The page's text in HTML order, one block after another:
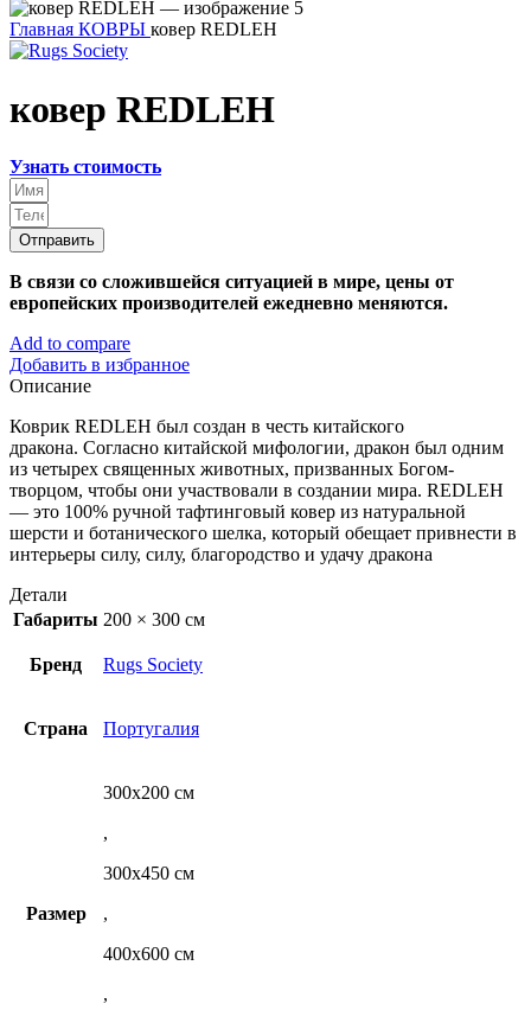
Главная КОВРЫ ковер REDLEH
ковер REDLEH
Узнать стоимость
Отправить
В связи со сложившейся ситуацией в мире, цены от
европейских производителей ежедневно меняются.
Add to compare
Добавить в избранное
Описание
Коврик REDLEH был создан в честь китайского
дракона. Согласно китайской мифологии, дракон был одним
из четырех священных животных, призванных Богом-
творцом, чтобы они участвовали в создании мира. REDLEH
— это 100% ручной тафтинговый ковер из натуральной
шерсти и ботанического шелка, который обещает привнести в
интерьеры силу, силу, благородство и удачу дракона
Детали
Габариты 200 × 300 см
Бренд Rugs Society
Страна Португалия
Размер
300х200 см
,
300х450 см
,
400х600 см
,